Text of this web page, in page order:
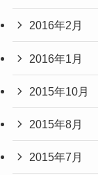
2016年2月
2016年1月
2015年10月
2015年8月
2015年7月